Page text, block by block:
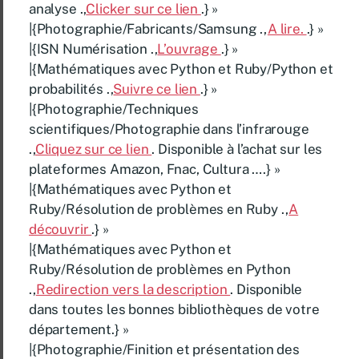
analyse .,Clicker sur ce lien .} »
|{Photographie/Fabricants/Samsung .,A lire. .} »
|{ISN Numérisation .,L’ouvrage .} »
|{Mathématiques avec Python et Ruby/Python et
probabilités .,Suivre ce lien .} »
|{Photographie/Techniques
scientifiques/Photographie dans l’infrarouge
.,Cliquez sur ce lien . Disponible à l’achat sur les
plateformes Amazon, Fnac, Cultura ….} »
|{Mathématiques avec Python et
Ruby/Résolution de problèmes en Ruby .,A
découvrir .} »
|{Mathématiques avec Python et
Ruby/Résolution de problèmes en Python
.,Redirection vers la description . Disponible
dans toutes les bonnes bibliothèques de votre
département.} »
|{Photographie/Finition et présentation des